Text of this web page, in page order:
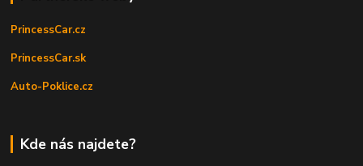
PrincessCar.cz
PrincessCar.sk
Auto-Poklice.cz
Kde nás najdete?